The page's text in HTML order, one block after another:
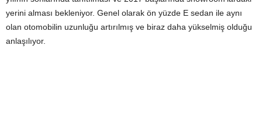
yerini alması bekleniyor. Genel olarak ön yüzde E sedan ile aynı
olan otomobilin uzunluğu artırılmış ve biraz daha yükselmiş olduğu
anlaşılıyor.